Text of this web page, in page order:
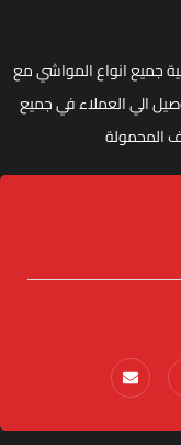
جميع انواع المواشي مع
الي العملاء في جميع
المحمولة